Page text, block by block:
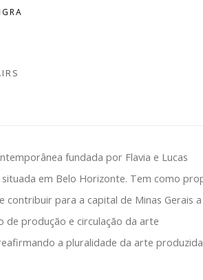
fundada por Flavia e Lucas
em Belo Horizonte. Tem como
contribuir para a capital de Minas Gerais a
de produção e circulação da arte
a pluralidade da arte